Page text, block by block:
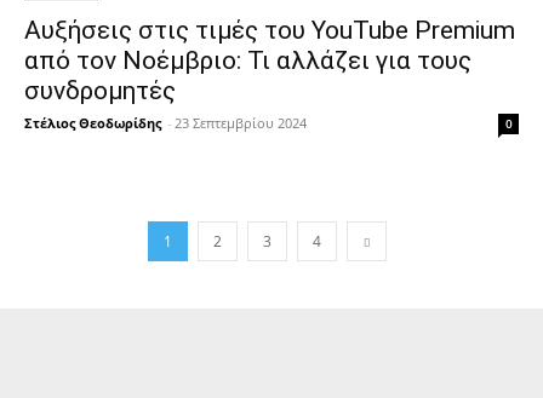
Αυξήσεις στις τιμές του YouTube Premium
από τον Νοέμβριο: Τι αλλάζει για τους
συνδρομητές
Στέλιος Θεοδωρίδης - 23 Σεπτεμβρίου 2024 0
1 2 3 4